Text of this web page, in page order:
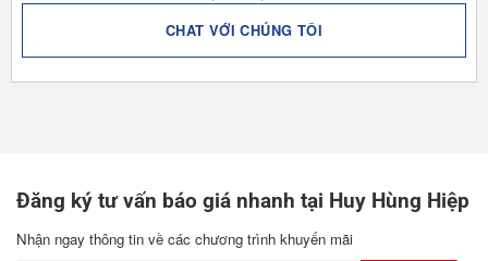
CHAT VỚI CHÚNG TÔI
Đăng ký tư vấn báo giá nhanh tại Huy Hùng Hiệp
Nhận ngay thông tin về các chương trình khuyến mãi